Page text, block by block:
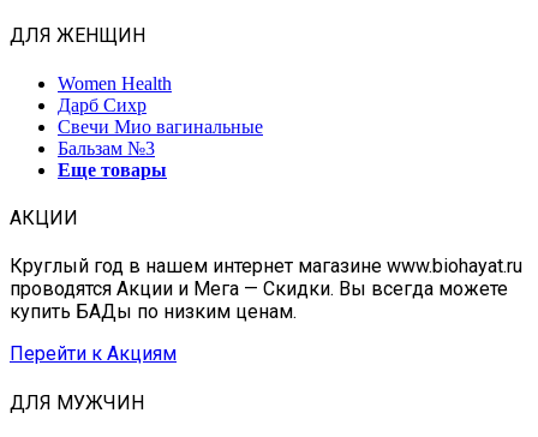
ДЛЯ ЖЕНЩИН
Women Health
Дарб Сихр
Свечи Мио вагинальные
Бальзам №3
Еще товары
АКЦИИ
Круглый год в нашем интернет магазине www.biohayat.ru
проводятся Акции и Мега — Скидки. Вы всегда можете
купить БАДы по низким ценам.
Перейти к Акциям
ДЛЯ МУЖЧИН